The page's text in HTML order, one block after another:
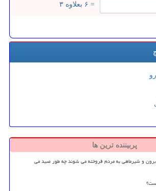
= ۶ بعلاوه ۳
پربیننده ترین ها
و شیرماهی به مردم فروخته می شوند چه طور صید می